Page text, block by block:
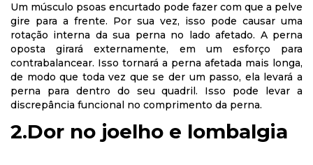
Um músculo psoas encurtado pode fazer com que a pelve
gire para a frente. Por sua vez, isso pode causar uma
rotação interna da sua perna no lado afetado. A perna
oposta girará externamente, em um esforço para
contrabalancear. Isso tornará a perna afetada mais longa,
de modo que toda vez que se der um passo, ela levará a
perna para dentro do seu quadril. Isso pode levar a
discrepância funcional no comprimento da perna.
2.Dor no joelho e lombalgia